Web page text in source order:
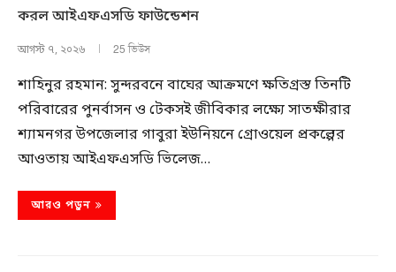
করল আইএফএসডি ফাউন্ডেশন
আগস্ট ৭, ২০২৬ 25 ভিউস
শাহিনুর রহমান: সুন্দরবনে বাঘের আক্রমণে ক্ষতিগ্রস্ত তিনটি
পরিবারের পুনর্বাসন ও টেকসই জীবিকার লক্ষ্যে সাতক্ষীরার
শ্যামনগর উপজেলার গাবুরা ইউনিয়নে গ্রোওয়েল প্রকল্পের
আওতায় আইএফএসডি ভিলেজ…
আরও পড়ুন